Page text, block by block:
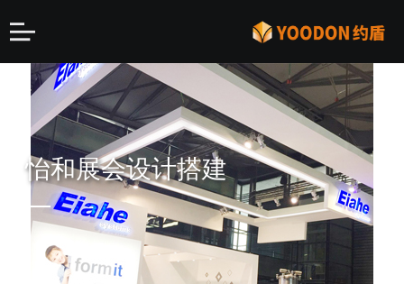
怡和展会设计搭建